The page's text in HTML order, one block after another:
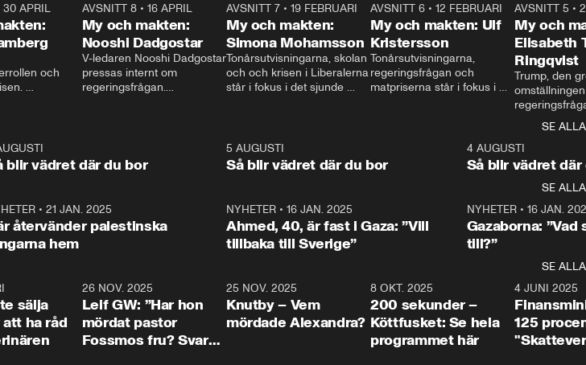
30 APRIL
och
och Makten.
AVSNITT 8• 16 APRIL
My och makten:
Nooshi Dadgostar
V-ledaren Nooshi Dadgostar
pressas internt om
regeringsfrågan.
– Vi ställer upp i val. Ska vi
vara med så sitter vi förstås
24:30
AVSNITT 7• 19 FEBRUARI
My och makten:
Simona Mohamsson
Tonårsutvisningarna, skolan
och och krisen i Liberalerna
står i fokus i det sjunde
kommentator My
Rohwedder ställer
utbildnings- och
Mohamsson till svars.
27:30
AVSNITT 6 •12 FEBRUARI
My och makten: Ulf
Kristersson
Tonårsutvisningarna,
regeringsfrågan och
matpriserna står i fokus i
Rohwedder ställer
statsminister Ulf Kristersson
AVSNITT 5 •
My och
Elisabeth
Ringqvist
Trump, den
centrum i
avsnittet av
Makten”. Se
Aftonbladets
Rohwedder
Thand Ring
SE ALLA
blir vädret där du bor
5 AUGUSTI
Så blir vädret där du bor
4 AUGUSTI
Så blir vädret där
SE ALLA
•21 JAN. 2025
återvänder palestinska
hem
NYHETER• 16 JAN. 2025
Ahmed, 40, är fast i Gaza: ”Vill
tillbaka till Sverige”
NYHETER• 16 JAN.
Gazaborna:
till?”
SE ALLA
sälja
ha råd
26 NOV. 2025
Leif GW: ”Har hon
mördat pastor
Fossmos fru? Svar
31:05
25 NOV. 2025
Knutby – Vem
mördade Alexandra?
4:29
8 OKT. 2025
200 sekunder –
Köttfusket: Se hela
programmet här
4 JUNI 2025
125